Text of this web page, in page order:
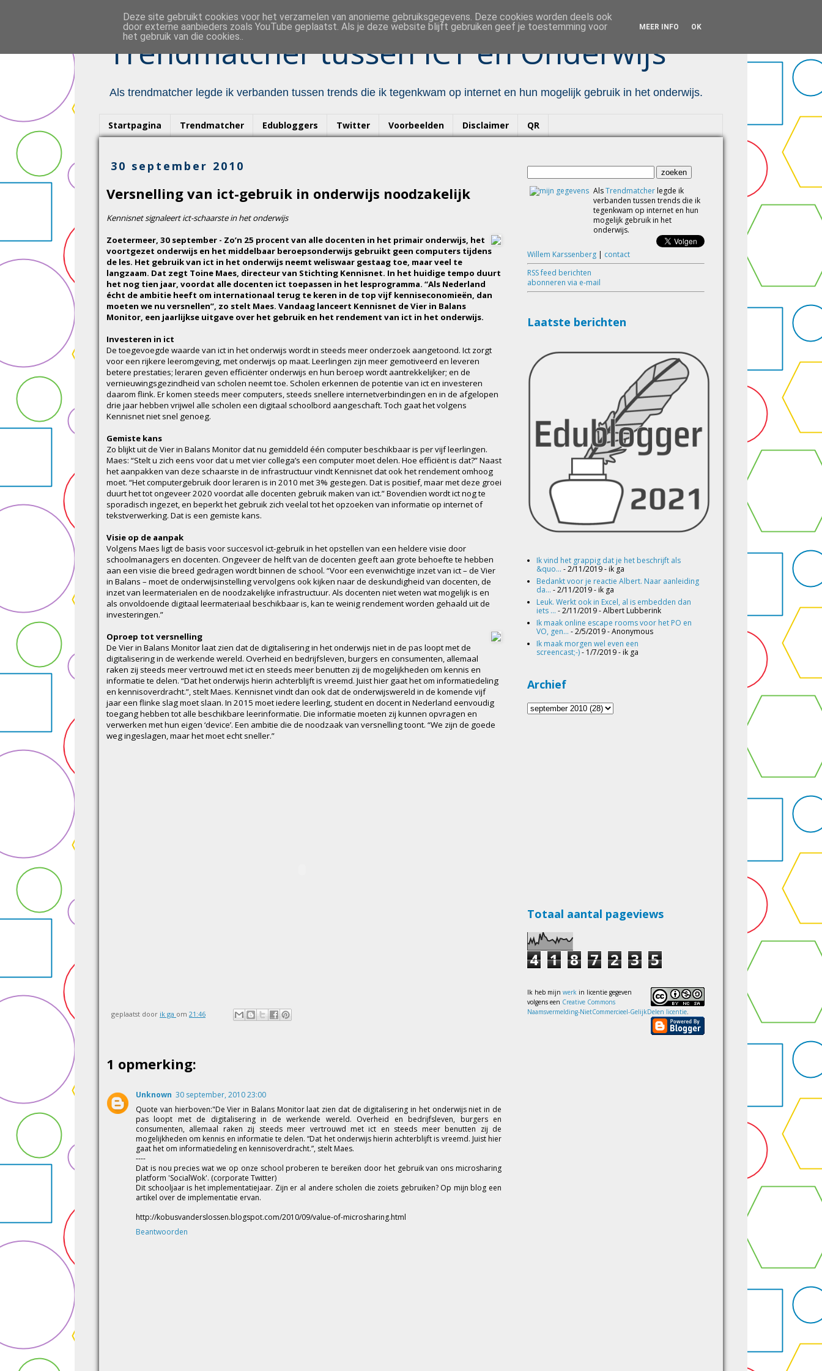
Trendmatcher tussen ICT en Onderwijs ™
Als trendmatcher legde ik verbanden tussen trends die ik tegenkwam op internet en hun mogelijk gebruik in het onderwijs.
Startpagina Trendmatcher Edubloggers Twitter Voorbeelden Disclaimer QR
30 september 2010
Versnelling van ict-gebruik in onderwijs noodzakelijk
Kennisnet signaleert ict-schaarste in het onderwijs
Zoetermeer, 30 september - Zo’n 25 procent van alle docenten in het primair onderwijs, het
voortgezet onderwijs en het middelbaar beroepsonderwijs gebruikt geen computers tijdens
de les. Het gebruik van ict in het onderwijs neemt weliswaar gestaag toe, maar veel te
langzaam. Dat zegt Toine Maes, directeur van Stichting Kennisnet. In het huidige tempo duurt
het nog tien jaar, voordat alle docenten ict toepassen in het lesprogramma. “Als Nederland
écht de ambitie heeft om internationaal terug te keren in de top vijf kenniseconomieën, dan
moeten we nu versnellen”, zo stelt Maes. Vandaag lanceert Kennisnet de Vier in Balans
Monitor, een jaarlijkse uitgave over het gebruik en het rendement van ict in het onderwijs.
Investeren in ict
De toegevoegde waarde van ict in het onderwijs wordt in steeds meer onderzoek aangetoond. Ict zorgt
voor een rijkere leeromgeving, met onderwijs op maat. Leerlingen zijn meer gemotiveerd en leveren
betere prestaties; leraren geven efficiënter onderwijs en hun beroep wordt aantrekkelijker; en de
vernieuwingsgezindheid van scholen neemt toe. Scholen erkennen de potentie van ict en investeren
daarom flink. Er komen steeds meer computers, steeds snellere internetverbindingen en in de afgelopen
drie jaar hebben vrijwel alle scholen een digitaal schoolbord aangeschaft. Toch gaat het volgens
Kennisnet niet snel genoeg.
Gemiste kans
Zo blijkt uit de Vier in Balans Monitor dat nu gemiddeld één computer beschikbaar is per vijf leerlingen.
Maes: “Stelt u zich eens voor dat u met vier collega’s een computer moet delen. Hoe efficiënt is dat?” Naast
het aanpakken van deze schaarste in de infrastructuur vindt Kennisnet dat ook het rendement omhoog
moet. “Het computergebruik door leraren is in 2010 met 3% gestegen. Dat is positief, maar met deze groei
duurt het tot ongeveer 2020 voordat alle docenten gebruik maken van ict.” Bovendien wordt ict nog te
sporadisch ingezet, en beperkt het gebruik zich veelal tot het opzoeken van informatie op internet of
tekstverwerking. Dat is een gemiste kans.
Visie op de aanpak
Volgens Maes ligt de basis voor succesvol ict-gebruik in het opstellen van een heldere visie door
schoolmanagers en docenten. Ongeveer de helft van de docenten geeft aan grote behoefte te hebben
aan een visie die breed gedragen wordt binnen de school. “Voor een evenwichtige inzet van ict – de Vier
in Balans – moet de onderwijsinstelling vervolgens ook kijken naar de deskundigheid van docenten, de
inzet van leermaterialen en de noodzakelijke infrastructuur. Als docenten niet weten wat mogelijk is en
als onvoldoende digitaal leermateriaal beschikbaar is, kan te weinig rendement worden gehaald uit de
investeringen.”
Oproep tot versnelling
De Vier in Balans Monitor laat zien dat de digitalisering in het onderwijs niet in de pas loopt met de
digitalisering in de werkende wereld. Overheid en bedrijfsleven, burgers en consumenten, allemaal
raken zij steeds meer vertrouwd met ict en steeds meer benutten zij de mogelijkheden om kennis en
informatie te delen. “Dat het onderwijs hierin achterblijft is vreemd. Juist hier gaat het om informatiedeling
en kennisoverdracht.”, stelt Maes. Kennisnet vindt dan ook dat de onderwijswereld in de komende vijf
jaar een flinke slag moet slaan. In 2015 moet iedere leerling, student en docent in Nederland eenvoudig
toegang hebben tot alle beschikbare leerinformatie. Die informatie moeten zij kunnen opvragen en
verwerken met hun eigen ‘device’. Een ambitie die de noodzaak van versnelling toont. “We zijn de goede
weg ingeslagen, maar het moet echt sneller.”
geplaatst door ik ga om 21:46
1 opmerking:
Unknown 30 september, 2010 23:00
Quote van hierboven:"De Vier in Balans Monitor laat zien dat de digitalisering in het onderwijs niet in de
pas loopt met de digitalisering in de werkende wereld. Overheid en bedrijfsleven, burgers en
consumenten, allemaal raken zij steeds meer vertrouwd met ict en steeds meer benutten zij de
mogelijkheden om kennis en informatie te delen. “Dat het onderwijs hierin achterblijft is vreemd. Juist hier
gaat het om informatiedeling en kennisoverdracht.”, stelt Maes.
----
Dat is nou precies wat we op onze school proberen te bereiken door het gebruik van ons microsharing
platform 'SocialWok'. (corporate Twitter)
Dit schooljaar is het implementatiejaar. Zijn er al andere scholen die zoiets gebruiken? Op mijn blog een
artikel over de implementatie ervan.
http://kobusvanderslossen.blogspot.com/2010/09/value-of-microsharing.html
Beantwoorden
AlsTrendmatcher legde ik
verbanden tussen trends die ik
tegenkwam op internet en hun
mogelijk gebruik in het
onderwijs.
Willem Karssenberg | contact
RSS feed berichten
abonneren via e-mail
Laatste berichten
Ik vind het grappig dat je het beschrijft als
&quo... - 2/11/2019- ik ga
Bedankt voor je reactie Albert. Naar aanleiding
da... - 2/11/2019- ik ga
Leuk. Werkt ook in Excel, al is embedden dan
iets ... - 2/11/2019- Albert Lubberink
Ik maak online escape rooms voor het PO en
VO, gen... - 2/5/2019- Anonymous
Ik maak morgen wel even een
screencast;-)- 1/7/2019- ik ga
Archief
Totaal aantal pageviews
4 1 8 7 2 3 5
Ik heb mijn werk in licentie gegeven
volgens een Creative Commons
Naamsvermelding-NietCommercieel-GelijkDelen licentie
Deze site gebruikt cookies voor het verzamelen van anonieme gebruiksgegevens. Deze cookies worden deels ook
door externe aanbieders zoals YouTube geplaatst. Als je deze website blijft gebruiken geef je toestemming voor
het gebruik van die cookies..
MEER INFO OK